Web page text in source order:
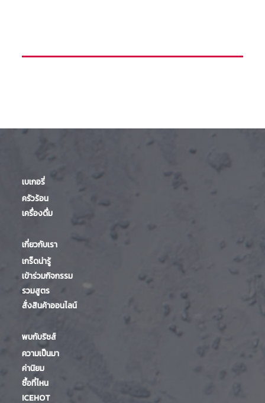
เบเกอรี่
ครัวร้อน
เครื่องดื่ม
เกี่ยวกับเรา
เกร็ดน่ารู้
เข้าร่วมกิจกรรม
รวมสูตร
สั่งสินค้าออนไลน์
พบกับริชส์
ความเป็นมา
ค่านิยม
ซื้อที่ไหน
ICEHOT